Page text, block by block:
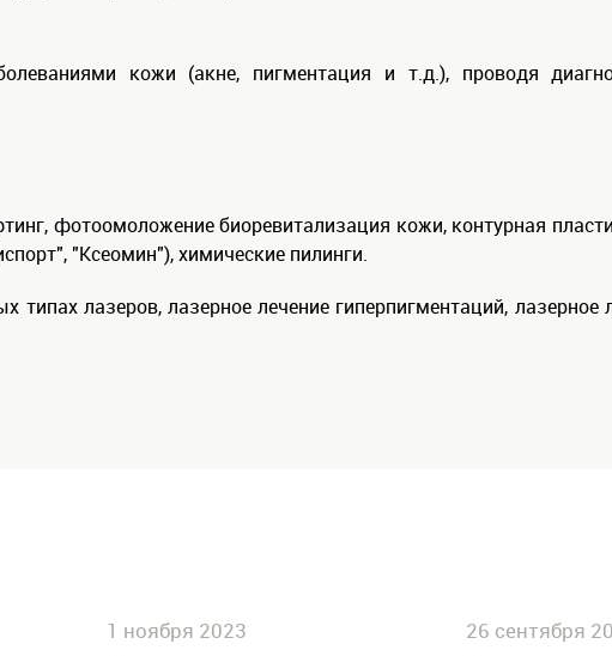
кожи (акне, пигментация и т.д.), проводя
фотоомоложение биоревитализация кожи, контурная
"Ксеомин"), химические пилинги.
лазеров, лазерное лечение гиперпигментаций, лазерное
1 ноября 2023 26 сентября